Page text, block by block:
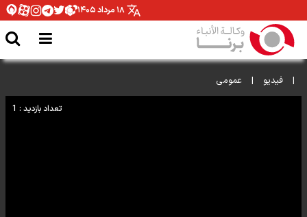
۱۸ مرداد ۱۴۰۵
| فيديو | عمومی
تعداد بازدید : 1